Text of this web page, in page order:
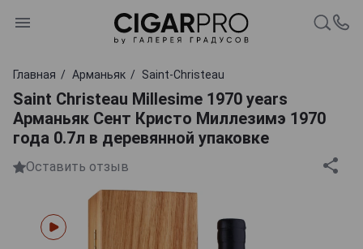
Главная Арманьяк Saint-Christeau
Saint Christeau Millesime 1970 years
Арманьяк Сент Кристо Миллезимэ 1970
года 0.7л в деревянной упаковке
Оставить отзыв